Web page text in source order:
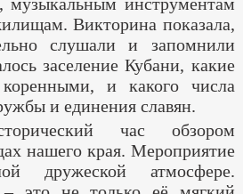
Викторина показала,
слушали и запомнили
заселение Кубани, какие
и какого числа
и единения славян.
час обзором
нашего края. Мероприятие
дружеской атмосфере.